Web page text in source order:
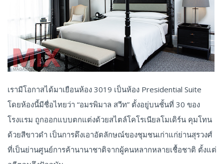
เรามีโอกาสได้มาเยือนห้อง 3019 เป็นห้อง Presidential Suite
โดยห้องนี้มีชื่อไทยว่า “อมรพิมาล สวีท” ตั้งอยู่บนชั้นที่ 30 ของ
โรงแรม ถูกออกแบบตกแต่งด้วยสไตล์โคโรเนียลโมเดิร์น คุมโทน
ด้วยสีขาวดำ เป็นการดึงเอาอัตลักษณ์ของชุมชนเก่าแก่ย่านสุรวงศ์
ที่เป็นย่านศูนย์การค้านานาชาติจากผู้คนหลากหลายเชื้อชาติ ตั้งแต่